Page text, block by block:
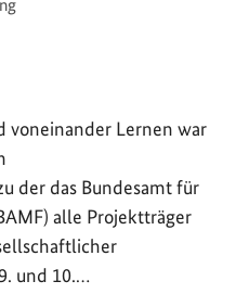
voneinander Lernen war
der das Bundesamt für
alle Projektträger
und 10.…